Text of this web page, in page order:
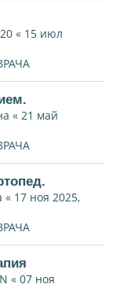
« 15 июл
« 21 май
« 17 ноя 2025,
« 07 ноя